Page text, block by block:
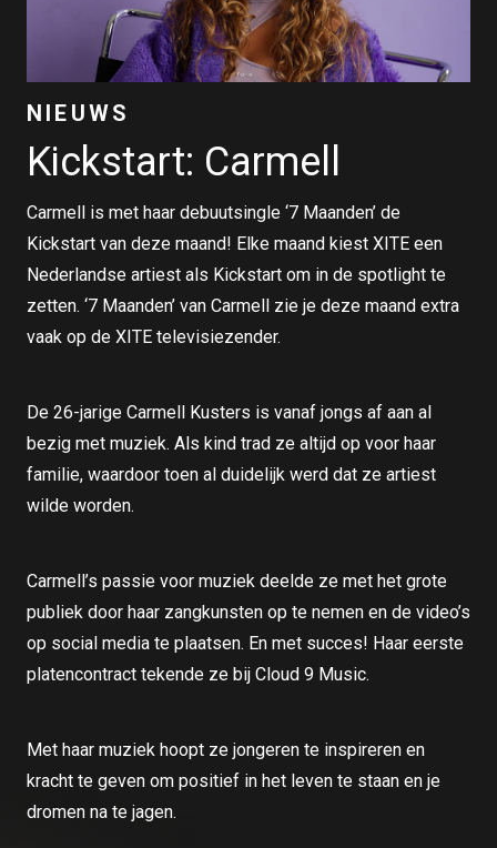
NIEUWS
Kickstart: Carmell
Carmell is met haar debuutsingle ‘7 Maanden’ de
Kickstart van deze maand! Elke maand kiest XITE een
Nederlandse artiest als Kickstart om in de spotlight te
zetten. ‘7 Maanden’ van Carmell zie je deze maand extra
vaak op de XITE televisiezender.
De 26-jarige Carmell Kusters is vanaf jongs af aan al
bezig met muziek. Als kind trad ze altijd op voor haar
familie, waardoor toen al duidelijk werd dat ze artiest
wilde worden.
Carmell’s passie voor muziek deelde ze met het grote
publiek door haar zangkunsten op te nemen en de video’s
op social media te plaatsen. En met succes! Haar eerste
platencontract tekende ze bij Cloud 9 Music.
Met haar muziek hoopt ze jongeren te inspireren en
kracht te geven om positief in het leven te staan en je
dromen na te jagen.